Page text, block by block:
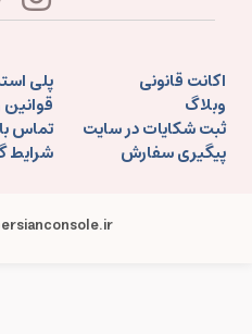
اکانت قانونی
پلی
وبلاگ
ثبت شکایات در سایت
تماس
پیگیری سفارش
شرایط